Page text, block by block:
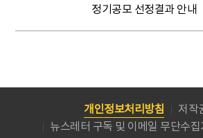
정기공모 선정결과 안내
개인정보처리방침
저작
뉴스레터 구독 및 이메일 무단수집